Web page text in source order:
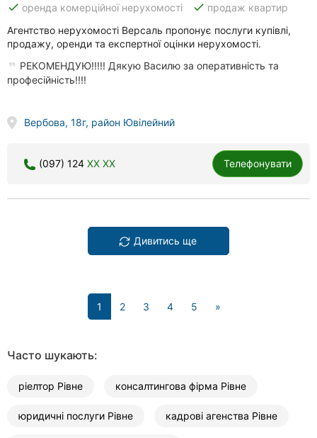
done оренда комерційної нерухомості done продаж квартир
Агентство нерухомості Версаль пропонує послуги купівлі,
продажу, оренди та експертної оцінки нерухомості.
РЕКОМЕНДУЮ!!!!! Дякую Василю за оперативність та
професійність!!!!
Вербова, 18г, район Ювілейний
(097) 124 XX XX Телефонувати
Дивитись ще
1 (current)
2 3 4 5 »
Часто шукають:
ріелтор Рівне консалтингова фірма Рівне
юридичні послуги Рівне кадрові агенства Рівне